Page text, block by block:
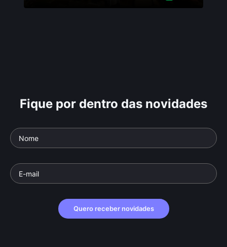
Fique por dentro das novidades
Quero receber novidades